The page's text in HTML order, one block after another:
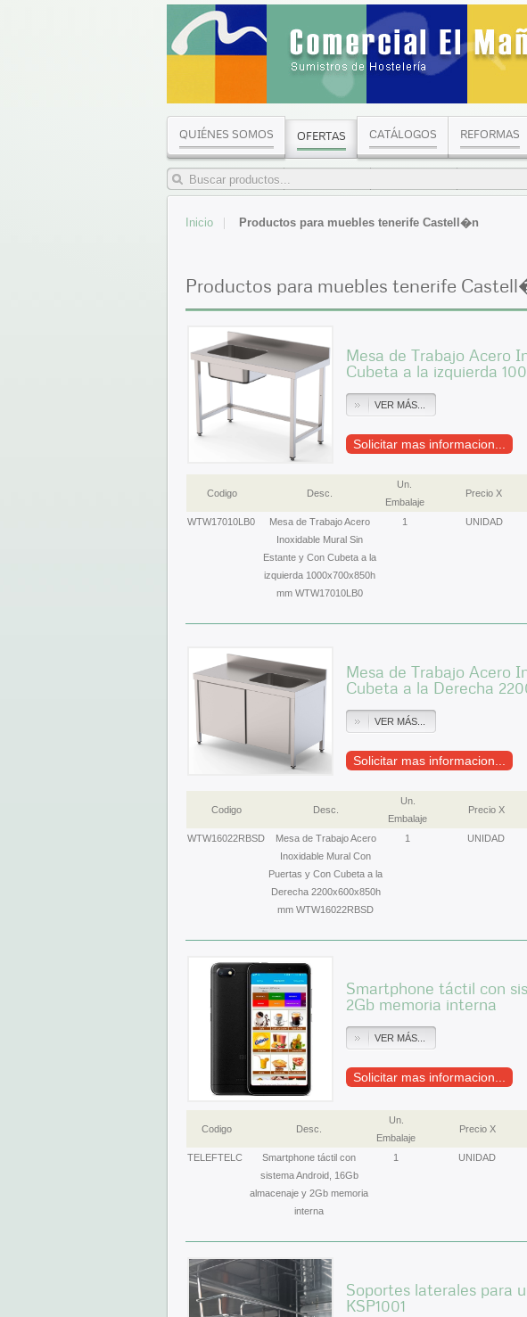
QUIÉNES SOMOS OFERTAS CATÁLOGOS REFORMAS
Inicio Productos para muebles tenerife Castell�n
Productos para muebles tenerife
Mesa de Trabajo Acero
Cubeta a la izquierda
VER MÁS...
Solicitar mas informacion...
Codigo Desc.
Un.
Embalaje
Precio X
WTW17010LB0
Mesa de Trabajo Acero
Inoxidable Mural Sin
Estante y Con Cubeta a la
izquierda 1000x700x850h
mm WTW17010LB0
1 UNIDAD
Mesa de Trabajo Acero
Cubeta a la Derecha
VER MÁS...
Solicitar mas informacion...
Codigo Desc.
Un.
Embalaje
Precio X
WTW16022RBSD
Mesa de Trabajo Acero
Inoxidable Mural Con
Puertas y Con Cubeta a la
Derecha 2200x600x850h
mm WTW16022RBSD
1 UNIDAD
Smartphone táctil con
2Gb memoria interna
VER MÁS...
Solicitar mas informacion...
Codigo Desc.
Un.
Embalaje
Precio X
TELEFTELC
Smartphone táctil con
sistema Android, 16Gb
almacenaje y 2Gb memoria
interna
1 UNIDAD
Soportes laterales para
KSP1001